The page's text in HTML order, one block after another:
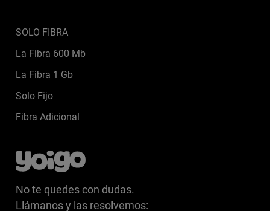
SOLO FIBRA
La Fibra 600 Mb
La Fibra 1 Gb
Solo Fijo
Fibra Adicional
No te quedes con dudas.
Llámanosy las resolvemos: